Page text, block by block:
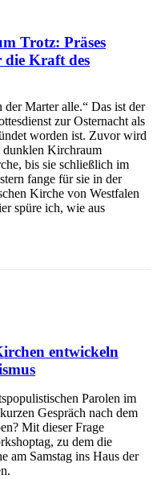
Trotz: Präses
die Kraft des
Marter alle.“ Das ist der
zur Osternacht als
worden ist. Zuvor wird
dunklen Kirchraum
bis sie schließlich im
fange für sie in der
Kirche von Westfalen
spüre ich, wie aus
entwickeln
Parolen im
Gespräch nach dem
Mit dieser Frage
zu dem die
am Samstag ins Haus der